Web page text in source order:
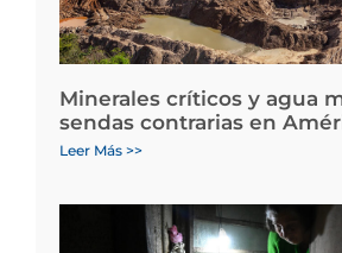
Minerales críticos y agua
sendas contrarias en
Leer Más >>